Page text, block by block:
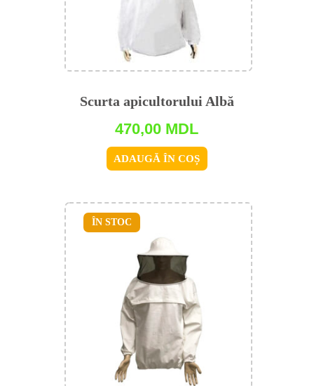
Scurta apicultorului Albă
470,00 MDL
ADAUGĂ ÎN COȘ
ÎN STOC